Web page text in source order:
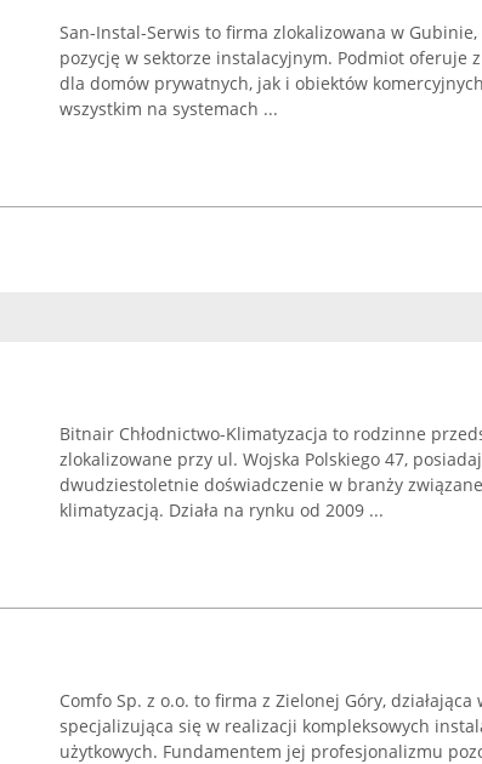
San-Instal-Serwis to firma zlokalizowana w
pozycję w sektorze instalacyjnym. Podmiot oferuje
dla domów prywatnych, jak i obiektów
wszystkim na systemach ...
Bitnair Chłodnictwo-Klimatyzacja to rodzinne
zlokalizowane przy ul. Wojska Polskiego 47,
dwudziestoletnie doświadczenie w branży
klimatyzacją. Działa na rynku od 2009 ...
Comfo Sp. z o.o. to firma z Zielonej Góry,
specjalizująca się w realizacji kompleksowych
użytkowych. Fundamentem jej profesjonalizmu